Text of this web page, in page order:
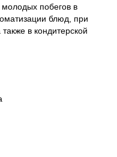
молодых побегов в
блюд, при
в кондитерской